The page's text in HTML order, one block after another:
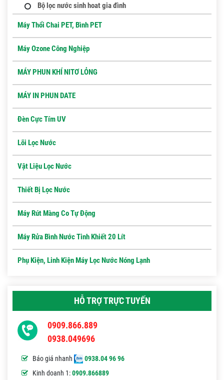
Bộ lọc nước sinh hoat gia đình
Máy Thổi Chai PET, Bình PET
Máy Ozone Công Nghiệp
MÁY PHUN KHÍ NITƠ LỎNG
MÁY IN PHUN DATE
Đèn Cực Tím UV
Lõi Lọc Nước
Vật Liệu Lọc Nước
Thiết Bị Lọc Nước
Máy Rút Màng Co Tự Động
Máy Rửa Bình Nước Tinh Khiết 20 Lít
Phụ Kiện, Linh Kiện Máy Lọc Nước Nóng Lạnh
HỖ TRỢ TRỰC TUYẾN
0909.866.889
0938.049696
Báo giá nhanh
0938.04 96 96
Kinh doanh 1:0909.866889